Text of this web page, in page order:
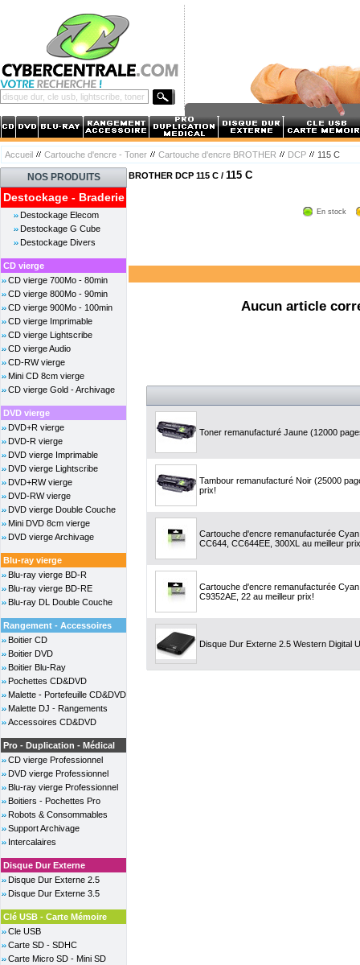
Accueil Cartouche d'encre - Toner Cartouche d'encre BROTHER DCP 115 C
NOS PRODUITS
Destockage - Braderie
Destockage Elecom
Destockage G Cube
Destockage Divers
CD vierge
CD vierge 700Mo - 80min
CD vierge 800Mo - 90min
CD vierge 900Mo - 100min
CD vierge Imprimable
CD vierge Lightscribe
CD vierge Audio
CD-RW vierge
Mini CD 8cm vierge
CD vierge Gold - Archivage
DVD vierge
DVD+R vierge
DVD-R vierge
DVD vierge Imprimable
DVD vierge Lightscribe
DVD+RW vierge
DVD-RW vierge
DVD vierge Double Couche
Mini DVD 8cm vierge
DVD vierge Archivage
Blu-ray vierge
Blu-ray vierge BD-R
Blu-ray vierge BD-RE
Blu-ray DL Double Couche
Rangement - Accessoires
Boitier CD
Boitier DVD
Boitier Blu-Ray
Pochettes CD&DVD
Malette - Portefeuille CD&DVD
Malette DJ - Rangements
Accessoires CD&DVD
Pro - Duplication - Médical
CD vierge Professionnel
DVD vierge Professionnel
Blu-ray vierge Professionnel
Boitiers - Pochettes Pro
Robots & Consommables
Support Archivage
Intercalaires
Disque Dur Externe
Disque Dur Externe 2.5
Disque Dur Externe 3.5
Clé USB - Carte Mémoire
Cle USB
Carte SD - SDHC
Carte Micro SD - Mini SD
BROTHER DCP 115 C / 115 C
En stock
Aucun article
Toner remanufacturé Jaune (12000
Tambour remanufacturé Noir (25000
prix!
Cartouche d'encre remanufacturée
CC644, CC644EE, 300XL au meilleur
Cartouche d'encre remanufacturée
C9352AE, 22 au meilleur prix!
Disque Dur Externe 2.5 Western Digital